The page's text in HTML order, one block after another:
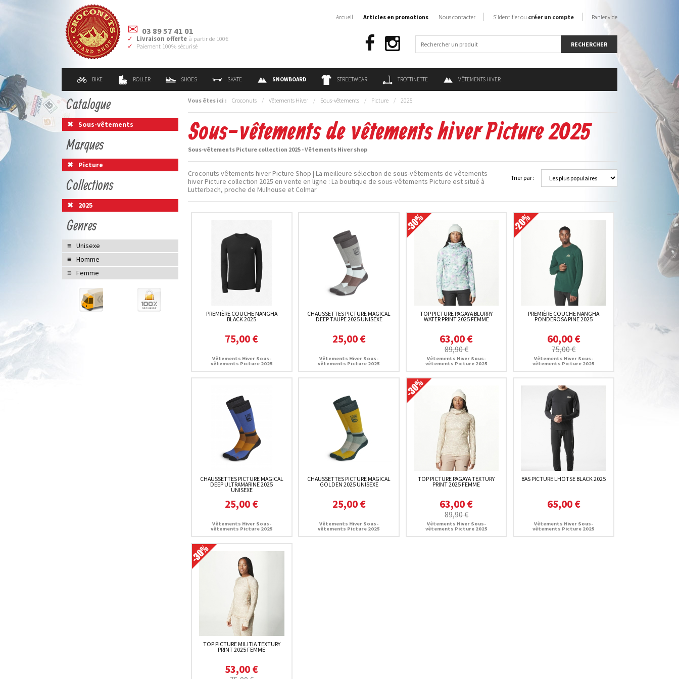
03 89 57 41 01
Livraison offerte à partir de 100€
Paiement 100% sécurisé
BIKE ROLLER SHOES SKATE SNOWBOARD STREETWEAR TROTTINETTE VÊTEMENTS HIVER
Accueil Articles en promotions Nous contacter S'identifier ou créer un compte Panier vide
Vous êtes ici : Croconuts / Vêtements Hiver / Sous-vêtements / Picture / 2025
Sous-vêtements de vêtements hiver Picture 2025
Sous-vêtements Picture collection 2025 - Vêtements Hiver shop
Trier par :
Croconuts vêtements hiver Picture Shop | La meilleure sélection de sous-vêtements de vêtements
hiver Picture collection 2025 en vente en ligne : La boutique de sous-vêtements Picture est situé à
Lutterbach, proche de Mulhouse et Colmar
PREMIÈRE COUCHE NANGHA
BLACK 2025
75,00 €
Vêtements Hiver Sous-
vêtements Picture 2025
CHAUSSETTES PICTURE MAGICAL
DEEP TAUPE 2025 UNISEXE
25,00 €
Vêtements Hiver Sous-
vêtements Picture 2025
TOP PICTURE PAGAYA BLURRY
WATER PRINT 2025 FEMME
63,00 €
89,90 €
Vêtements Hiver Sous-
vêtements Picture 2025
PREMIÈRE COUCHE NANGHA
PONDEROSA PINE 2025
60,00 €
75,00 €
Vêtements Hiver Sous-
vêtements Picture 2025
CHAUSSETTES PICTURE MAGICAL
DEEP ULTRAMARINE 2025
UNISEXE
25,00 €
Vêtements Hiver Sous-
vêtements Picture 2025
CHAUSSETTES PICTURE MAGICAL
GOLDEN 2025 UNISEXE
25,00 €
Vêtements Hiver Sous-
vêtements Picture 2025
TOP PICTURE PAGAYA TEXTURY
PRINT 2025 FEMME
63,00 €
89,90 €
Vêtements Hiver Sous-
vêtements Picture 2025
BAS PICTURE LHOTSE BLACK 2025
65,00 €
Vêtements Hiver Sous-
vêtements Picture 2025
TOP PICTURE MILITIA TEXTURY
PRINT 2025 FEMME
53,00 €
Catalogue
Sous-vêtements
Marques
Picture
Collections
2025
Genres
Unisexe
Homme
Femme